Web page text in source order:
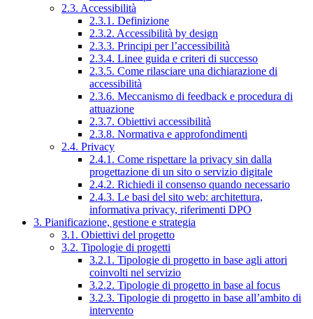
2.3. Accessibilità
2.3.1. Definizione
2.3.2. Accessibilità by design
2.3.3. Principi per l’accessibilità
2.3.4. Linee guida e criteri di successo
2.3.5. Come rilasciare una dichiarazione di
accessibilità
2.3.6. Meccanismo di feedback e procedura di
attuazione
2.3.7. Obiettivi accessibilità
2.3.8. Normativa e approfondimenti
2.4. Privacy
2.4.1. Come rispettare la privacy sin dalla
progettazione di un sito o servizio digitale
2.4.2. Richiedi il consenso quando necessario
2.4.3. Le basi del sito web: architettura,
informativa privacy, riferimenti DPO
3. Pianificazione, gestione e strategia
3.1. Obiettivi del progetto
3.2. Tipologie di progetti
3.2.1. Tipologie di progetto in base agli attori
coinvolti nel servizio
3.2.2. Tipologie di progetto in base al focus
3.2.3. Tipologie di progetto in base all’ambito di
intervento